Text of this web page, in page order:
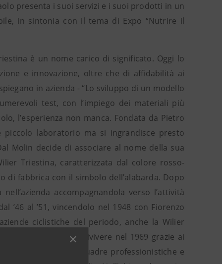
presenta i suoi servizi e i suoi prodotti in un
in sintonia con il tema di Expo “Nutrire il
è un nome carico di significato. Oggi lo
e innovazione, oltre che di affidabilità ai
in azienda - “Lo sviluppo di un modello
test, con l’impiego dei materiali più
l’esperienza non manca. Fondata da Pietro
piccolo laboratorio ma si ingrandisce presto
Molin decide di associare al nome della sua
Triestina, caratterizzata dal colore rosso-
fabbrica con il simbolo dell’alabarda. Dopo
accompagnandola verso l’attività
’46 al ’51, vincendolo nel 1948 con Fiorenzo
ciclistiche del periodo, anche la Wilier
storia torna a rivivere nel 1969 grazie ai
a decine di squadre professionistiche e